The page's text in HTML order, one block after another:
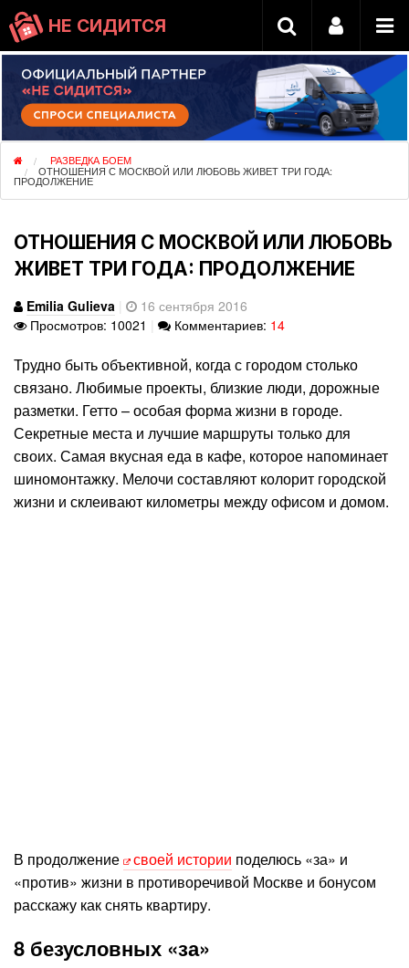
НЕ СИДИТСЯ
РАЗВЕДКА БОЕМ
ОТНОШЕНИЯ С МОСКВОЙ ИЛИ ЛЮБОВЬ ЖИВЕТ ТРИ ГОДА:
ПРОДОЛЖЕНИЕ
ОТНОШЕНИЯ С МОСКВОЙ ИЛИ ЛЮБОВЬ
ЖИВЕТ ТРИ ГОДА: ПРОДОЛЖЕНИЕ
Emilia Gulieva
16 сентября 2016
Просмотров: 10021
Комментариев: 14
Трудно быть объективной, когда с городом столько
связано. Любимые проекты, близкие люди, дорожные
разметки. Гетто – особая форма жизни в городе.
Секретные места и лучшие маршруты только для
своих. Самая вкусная еда в кафе, которое напоминает
шиномонтажку. Мелочи составляют колорит городской
жизни и склеивают километры между офисом и домом.
В продолжение своей истории поделюсь «за» и
«против» жизни в противоречивой Москве и бонусом
расскажу как снять квартиру.
8 безусловных «за»